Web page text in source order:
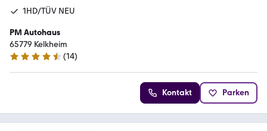
1HD/TÜV NEU
PM Autohaus
65779 Kelkheim
4.7 Sterne
(14)
Kontakt Parken